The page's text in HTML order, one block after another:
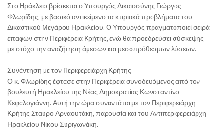
Στο Ηράκλειο βρίσκεται ο Υπουργός Δικαιοσύνης Γιώργος
Φλωρίδης, με βασικό αντικείμενο τα κτιριακά προβλήματα του
Δικαστικού Μεγάρου Ηρακλείου. Ο Υπουργός πραγματοποιεί σειρά
επαφών στην Περιφέρεια Κρήτης, ενώ θα προεδρεύσει σύσκεψης
με στόχο την αναζήτηση άμεσων και μεσοπρόθεσμων λύσεων.
Συνάντηση με τον Περιφερειάρχη Κρήτης
Ο κ. Φλωρίδης έφτασε στην Περιφέρεια συνοδευόμενος από τον
βουλευτή Ηρακλείου της Νέας Δημοκρατίας Κωνσταντίνο
Κεφαλογιάννη. Αυτή την ώρα συναντάται με τον Περιφερειάρχη
Κρήτης Σταύρο Αρναουτάκη, παρουσία και του Αντιπεριφερειάρχη
Ηρακλείου Νίκου Συριγωνάκη.